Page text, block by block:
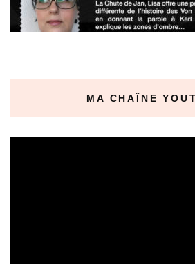
MA CHAÎNE